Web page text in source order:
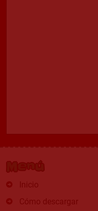
Menú
Inicio
Cómo descargar